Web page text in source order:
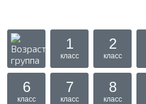
1
класс
2
класс
6
класс
7
класс
8
класс